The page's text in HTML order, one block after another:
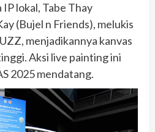
IP lokal, Tabe Thay
(Bujel n Friends), melukis
menjadikannya kanvas
Aksi live painting ini
2025 mendatang.